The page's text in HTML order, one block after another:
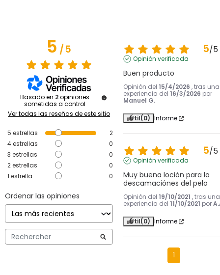
5/5
Basado en 2 opiniones
sometidas a control
Ver todas las reseñas de este sitio
5 estrellas
2
4estrellas
0
3 estrellas
0
2estrellas
0
1 estrella 0
Ordenar las opiniones
5/5
Opinión verificada
Buen producto
Opinión del 15/4/2026 , tras una
experiencia del 16/3/2026 por
Manuel G.
Útil(0) Informe
5/5
Opinión verificada
Muy buena loción para la
descamaciónes del pelo
Opinión del 19/10/2021 , tras una
experiencia del 11/10/2021 por
Útil(0) Informe
1